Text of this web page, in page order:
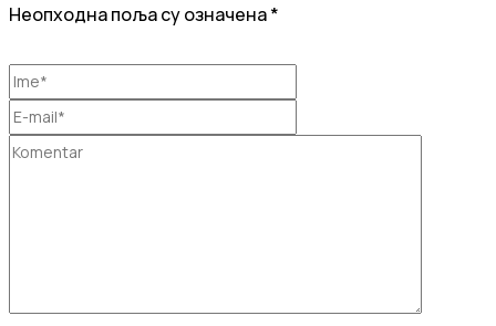
Неопходна поља су означена*